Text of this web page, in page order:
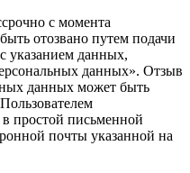
с момента
отозвано путем подачи
указанием данных,
данных». Отзыв
данных может быть
простой письменной
почты указанной на